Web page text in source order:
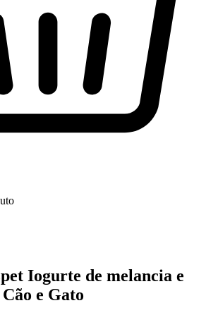
Iogurte de melancia e
e Gato